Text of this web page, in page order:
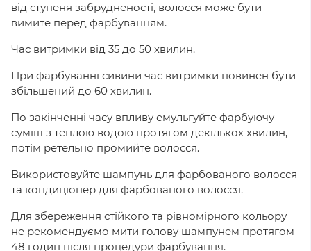
від ступеня забрудненості, волосся може бути
вимите перед фарбуванням.
Час витримки від 35 до 50 хвилин.
При фарбуванні сивини час витримки повинен бути
збільшений до 60 хвилин.
По закінченні часу впливу емульгуйте фарбуючу
суміш з теплою водою протягом декількох хвилин,
потім ретельно промийте волосся.
Використовуйте шампунь для фарбованого волосся
та кондиціонер для фарбованого волосся.
Для збереження стійкого та рівномірного кольору
не рекомендуємо мити голову шампунем протягом
48 годин після процедури фарбування.